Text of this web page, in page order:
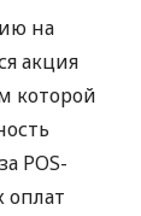
на
акция
которой
POS-
оплат